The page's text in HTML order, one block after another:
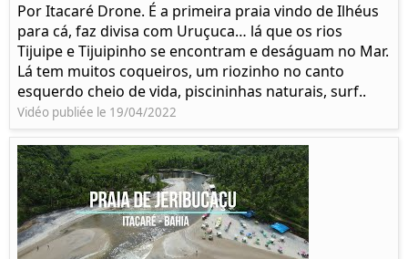
Por Itacaré Drone. É a primeira praia vindo de Ilhéus
para cá, faz divisa com Uruçuca… lá que os rios
Tijuipe e Tijuipinho se encontram e deságuam no Mar.
Lá tem muitos coqueiros, um riozinho no canto
esquerdo cheio de vida, piscininhas naturais, surf..
Vidéo publiée le 19/04/2022